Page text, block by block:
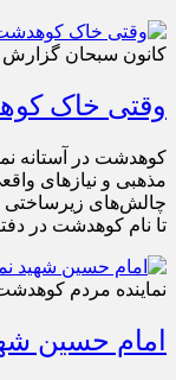
کانون سبحان
وقتی خاک
کوهدشت در آستانه
مذهبی و نیازهای
چالش‌های زیرساختی
تا نام کوهدشت در
نماینده مردم
امام حسین